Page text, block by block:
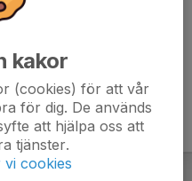
kakor
(cookies) för att vår
för dig. De används
att hjälpa oss att
tjänster.
vi cookies